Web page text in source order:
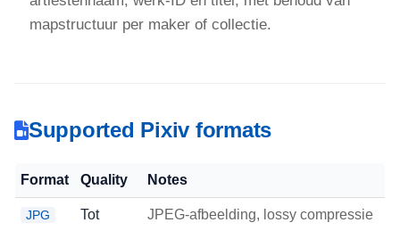
mapstructuur per maker of collectie.
Supported Pixiv formats
Format Quality Notes
JPG
Tot
JPEG-afbeelding, lossy compressie